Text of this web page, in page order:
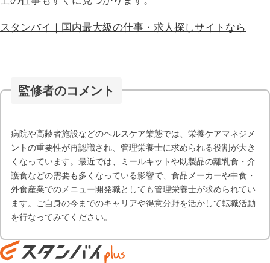
スタンバイ｜国内最大級の仕事・求人探しサイトなら
監修者のコメント
病院や高齢者施設などのヘルスケア業態では、栄養ケアマネジメ
ントの重要性が再認識され、管理栄養士に求められる役割が大き
くなっています。最近では、ミールキットや既製品の離乳食・介
護食などの需要も多くなっている影響で、食品メーカーや中食・
外食産業でのメニュー開発職としても管理栄養士が求められてい
ます。ご自身の今までのキャリアや得意分野を活かして転職活動
を行なってみてください。